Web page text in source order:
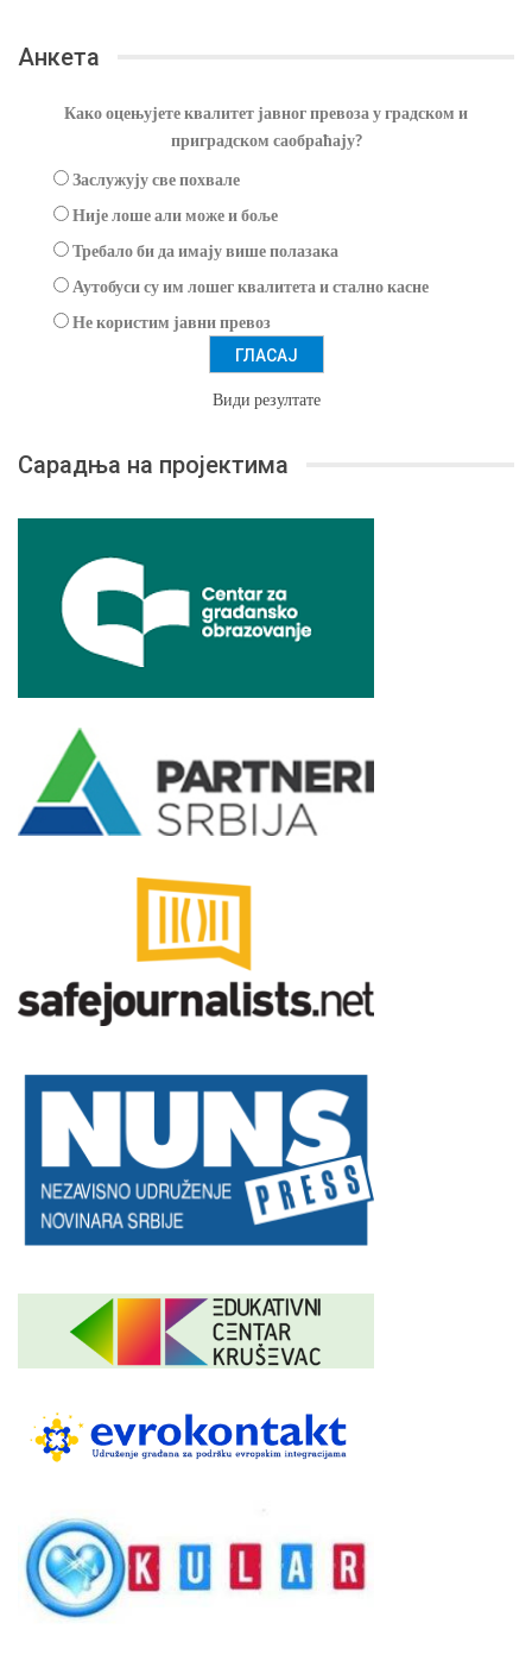
Анкета
Како оцењујете квалитет јавног превоза у градском и
приградском саобраћају?
Заслужују све похвале
Није лоше али може и боље
Требало би да имају више полазака
Аутобуси су им лошег квалитета и стално касне
Не користим јавни превоз
Види резултате
Сарадња на пројектима